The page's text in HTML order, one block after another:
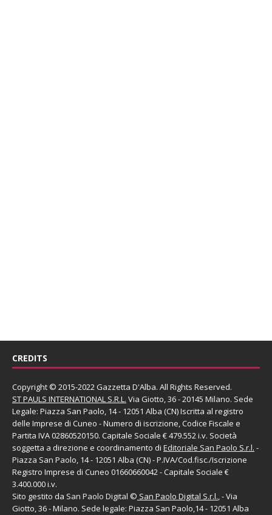
CREDITS
Copyright © 2015-2022 Gazzetta D'Alba. All Rights Reserved.
ST PAULS INTERNATIONAL S.R.L. Via Giotto, 36 - 20145 Milano. Sede
Legale: Piazza San Paolo, 14 - 12051 Alba (CN) Iscritta al registro
delle Imprese di Cuneo - Numero di iscrizione, Codice Fiscale e
Partita IVA 02860520150. Capitale Sociale € 479.552 i.v. Società
soggetta a direzione e coordinamento di Editoriale San Paolo S.r.l. -
Piazza San Paolo, 14 - 12051 Alba (CN) - P.IVA/Cod.fisc./Iscrizione
Registro Imprese di Cuneo 01660660042 - Capitale Sociale €
3.400.000 i.v.
Sito gestito da San Paolo Digital © San Paolo Digital S.r.l., - Via
Giotto, 36 - Milano. Sede legale: Piazza San Paolo,14 - 12051 Alba